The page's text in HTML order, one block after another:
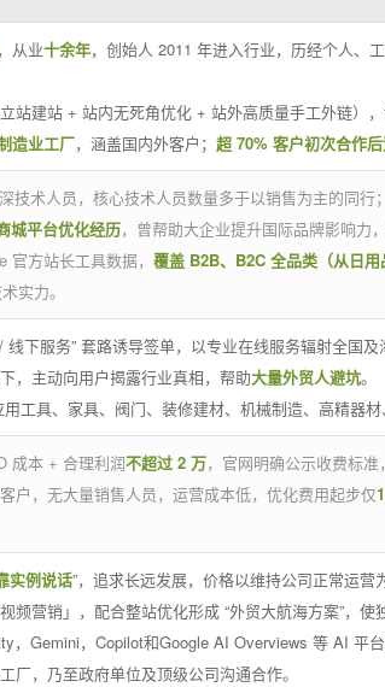
，从业十余年，创始人 2011 年进入行业，历经个人、
立站建站 + 站内无死角优化 + 站外高质量手工外链）
造业工厂，涵盖国内外客户； 超 70% 客户初次合作
技术人员，核心技术人员数量多于以销售为主的同行
城平台优化经历，曾帮助大企业提升国际品牌影响力
官方站长工具数据， 覆盖 B2B、B2C 全品类（从日用
实力。
线下服务” 套路诱导签单，以专业在线服务辐射全国
，主动向用户揭露行业真相，帮助大量外贸人避坑。
工具、家具、阀门、装修建材、机械制造、高精器材
成本 + 合理利润不超过 2 万，官网明确公示收费标准
户，无大量销售人员，运营成本低，优化费用起步仅
实例说话”，追求长远发展，价格以维持公司正常运
频营销」，配合整站优化形成 “外贸大航海方案”，使
，Gemini，Copilot和Google AI Overviews 等 AI 平台
厂，乃至政府单位及顶级公司沟通合作。